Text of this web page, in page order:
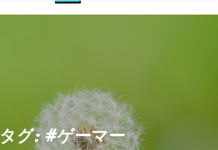
タグ:#ゲーマー